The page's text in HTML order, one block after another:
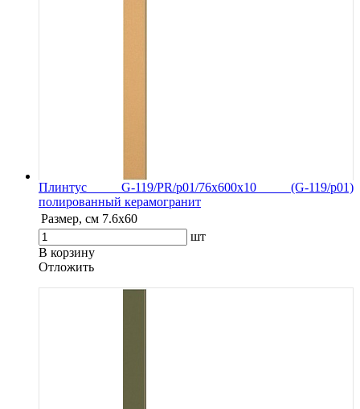
Плинтус G-119/PR/p01/76x600x10 (G-119/p01)
полированный керамогранит
Размер, см 7.6х60
шт
В корзину
Oтложить